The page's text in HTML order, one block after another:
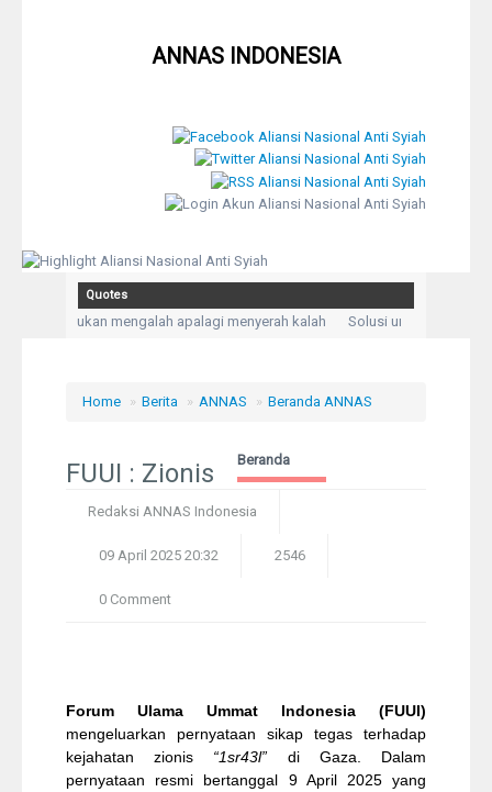
ANNAS INDONESIA
Close
Home
Peta Lokasi
Quotes
bukan mengalah apalagi menyerah kalah
Solusi untuk setiap
Home » Berita » ANNAS » Beranda ANNAS
FUUI : Zionis
Beranda
Redaksi ANNAS Indonesia
09 April 2025 20:32 2546
0 Comment
Forum Ulama Ummat Indonesia (FUUI)
mengeluarkan pernyataan sikap tegas terhadap
kejahatan zionis “1sr43l” di Gaza. Dalam
pernyataan resmi bertanggal 9 April 2025 yang